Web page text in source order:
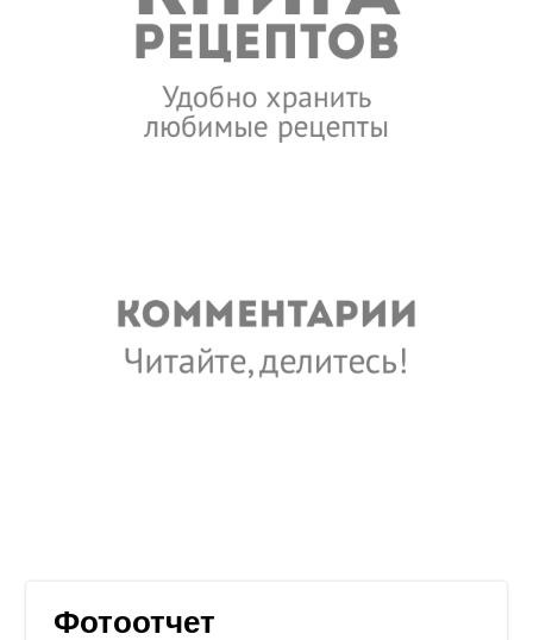
Фотоотчет